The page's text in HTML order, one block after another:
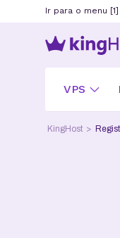
Ir para o menu [1]
VPS
KingHost